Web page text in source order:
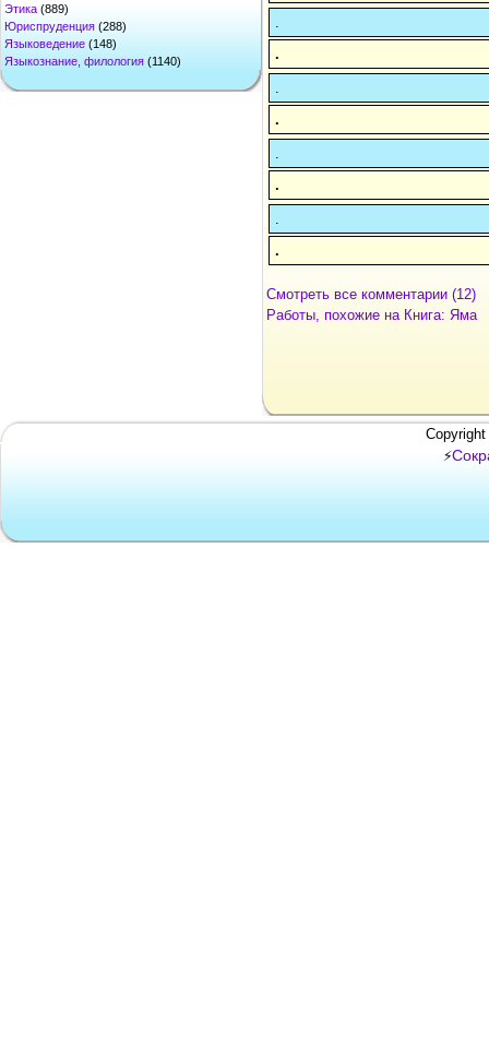
Этика (889)
Юриспруденция (288)
Языковедение (148)
Языкознание, филология (1140)
.
.
.
.
Смотреть все комментарии (12)
Работы, похожие на Книга: Яма
⚡